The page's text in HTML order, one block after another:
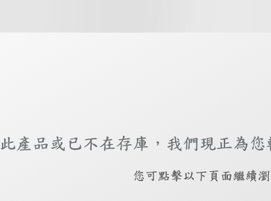
此產品或已不在存庫，我們現正為您
您可點擊以下頁面繼續